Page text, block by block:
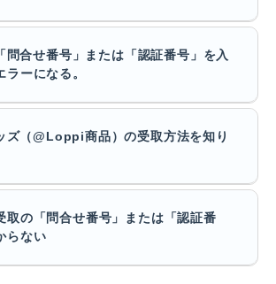
合せ番号」または「認証番号」を入
ラーになる。
（@Loppi商品）の受取方法を知り
取の「問合せ番号」または「認証番
らない